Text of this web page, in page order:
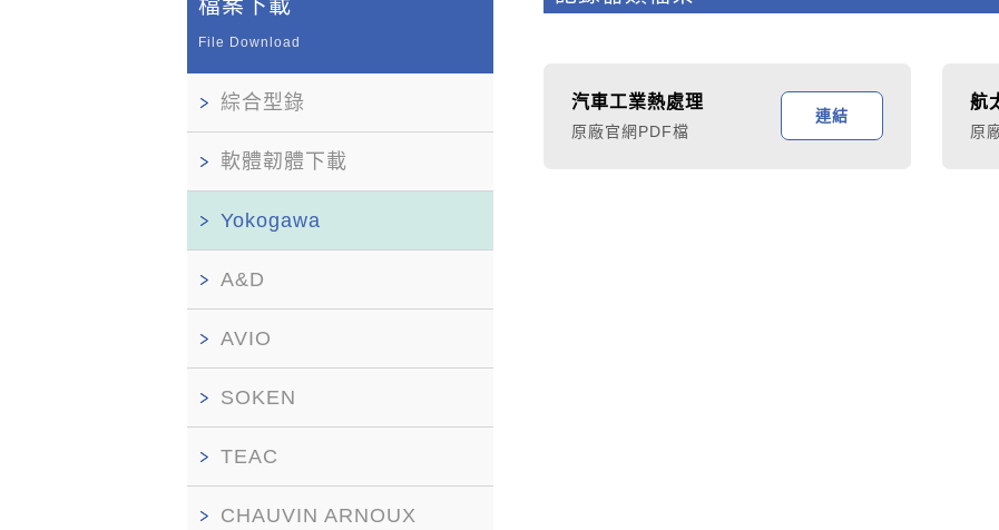
檔案下載
File Download
綜合型錄
軟體韌體下載
Yokogawa
A&D
AVIO
SOKEN
TEAC
CHAUVIN ARNOUX
汽車工業熱處理
原廠官網PDF檔
連結
航
原